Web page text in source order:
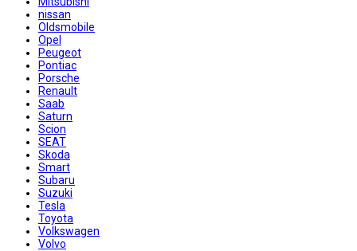
nissan
Oldsmobile
Opel
Peugeot
Pontiac
Porsche
Renault
Saab
Saturn
Scion
SEAT
Skoda
Smart
Subaru
Suzuki
Tesla
Toyota
Volkswagen
Volvo